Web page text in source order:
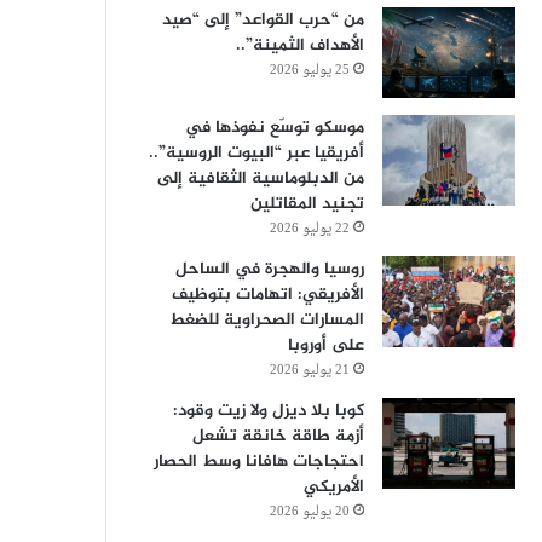
من “حرب القواعد” إلى “صيد
الأهداف الثمينة”..
25 يوليو 2026
موسكو توسّع نفوذها في
أفريقيا عبر “البيوت الروسية”..
من الدبلوماسية الثقافية إلى
تجنيد المقاتلين
22 يوليو 2026
روسيا والهجرة في الساحل
الأفريقي: اتهامات بتوظيف
المسارات الصحراوية للضغط
على أوروبا
21 يوليو 2026
كوبا بلا ديزل ولا زيت وقود:
أزمة طاقة خانقة تشعل
احتجاجات هافانا وسط الحصار
الأمريكي
20 يوليو 2026